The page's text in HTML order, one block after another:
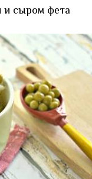
и сыром фета